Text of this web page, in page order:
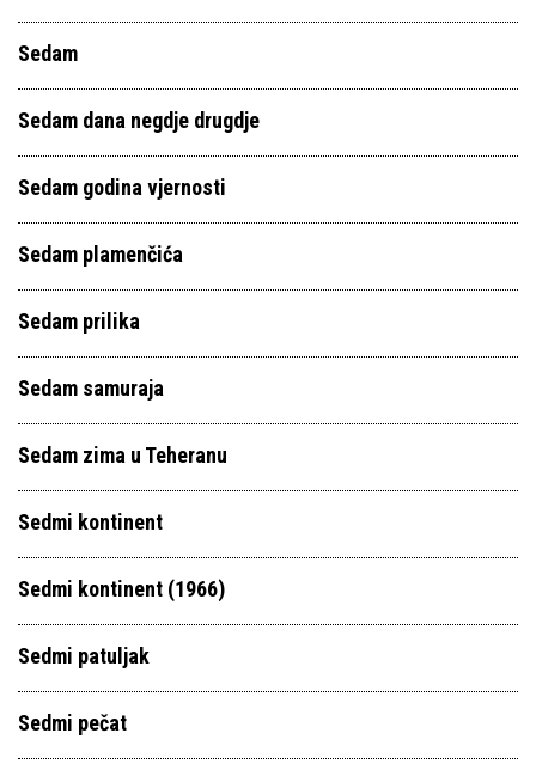
Sedam
Sedam dana negdje drugdje
Sedam godina vjernosti
Sedam plamenčića
Sedam prilika
Sedam samuraja
Sedam zima u Teheranu
Sedmi kontinent
Sedmi kontinent (1966)
Sedmi patuljak
Sedmi pečat